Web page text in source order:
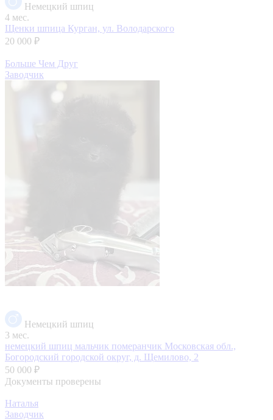
Немецкий шпиц
4 мес.
Щенки шпица Курган, ул. Володарского
20 000 ₽
Больше Чем Друг
Заводчик
Немецкий шпиц
3 мес.
немецкий шпиц мальчик померанчик Московская обл.,
Богородский городской округ, д. Щемилово, 2
50 000 ₽
Документы проверены
Наталья
Заводчик